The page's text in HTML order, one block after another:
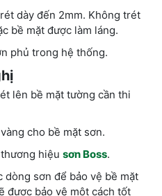
dày đến 2mm. Không trét
bề mặt được làm láng.
phủ trong hệ thống.
lên bề mặt tường cần thi
cho bề mặt sơn.
hiệu sơn Boss.
dòng sơn để bảo vệ bề mặt
được bảo vệ một cách tốt